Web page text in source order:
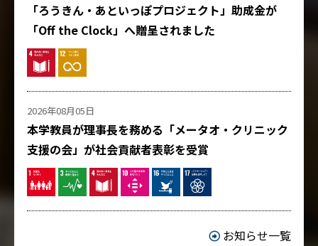
「ろうきん・あといっぽプロジェクト」助成金が
「Off the Clock」へ贈呈されました
2026年08月05日
本学教員が理事長を務める「メータオ・クリニック
支援の会」が社会貢献者表彰を受賞
お知らせ一覧